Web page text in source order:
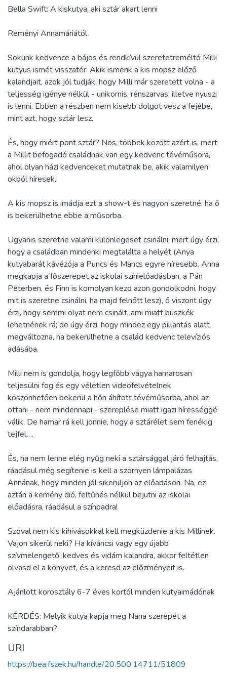
Bella Swift: A kiskutya, aki sztár akart lenni
Reményi Annamáriától
Sokunk kedvence a bájos és rendkívül szeretetreméltó Milli
kutyus ismét visszatér. Akik ismerik a kis mopsz előző
kalandjait, azok jól tudják, hogy Milli már szeretett volna - a
teljesség igénye nélkül - unikornis, rénszarvas, illetve nyuszi
is lenni. Ebben a részben nem kisebb dolgot vesz a fejébe,
mint azt, hogy sztár lesz.
És, hogy miért pont sztár? Nos, többek között azért is, mert
a Millit befogadó családnak van egy kedvenc tévéműsora,
ahol olyan házi kedvenceket mutatnak be, akik valamilyen
okból híresek.
A kis mopsz is imádja ezt a show-t és nagyon szeretné, ha ő
is bekerülhetne ebbe a műsorba.
Ugyanis szeretne valami különlegeset csinálni, mert úgy érzi,
hogy a családban mindenki megtalálta a helyét (Anya
kutyabarát kávézója a Puncs és Mancs egyre híresebb, Anna
megkapja a főszerepet az iskolai színielőadásban, a Pán
Péterben, és Finn is komolyan kezd azon gondolkodni, hogy
mit is szeretne csinálni, ha majd felnőtt lesz), ő viszont úgy
érzi, hogy semmi olyat nem csinált, ami miatt büszkék
lehetnének rá; de úgy érzi, hogy mindez egy pillantás alatt
megváltozna, ha bekerülhetne a család kedvenc televíziós
adásába.
Milli nem is gondolja, hogy legfőbb vágya hamarosan
teljesülni fog és egy véletlen videofelvételnek
köszönhetően bekerül a hőn áhított tévéműsorba, ahol az
ottani - nem mindennapi - szereplése miatt igazi hírességgé
válik. De hamar rá kell jönnie, hogy a sztárélet sem fenékig
tejfel….
És, ha nem lenne elég nyűg neki a sztársággal járó felhajtás,
ráadásul még segítenie is kell a szörnyen lámpalázas
Annának, hogy minden jól sikerüljön az előadáson. Na, ez
aztán a kemény dió, feltűnés nélkül bejutni az iskolai
előadásra, ráadásul a színpadra!
Szóval nem kis kihívásokkal kell megküzdenie a kis Millinek.
Vajon sikerül neki? Ha kíváncsi vagy egy újabb
szívmelengető, kedves és vidám kalandra, akkor feltétlen
olvasd el a könyvet, és a keresd az előzményeit is.
Ajánlott korosztály 6-7 éves kortól minden kutyaimádónak
KÉRDÉS: Melyik kutya kapja meg Nana szerepét a
színdarabban?
URI
https://bea.fszek.hu/handle/20.500.14711/51809